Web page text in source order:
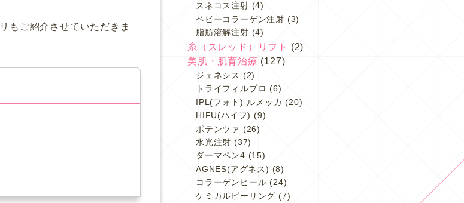
もご紹介させていただきま
スネコス注射 (4)
ベビーコラーゲン注射 (3)
脂肪溶解注射 (4)
糸（スレッド）リフト
(2)
美肌・肌育治療 (127)
ジェネシス (2)
トライフィルプロ (6)
IPL(フォト)-ルメッカ (20)
HIFU(ハイフ) (9)
ポテンツァ (26)
水光注射 (37)
ダーマペン4 (15)
AGNES(アグネス) (8)
コラーゲンピール (24)
ケミカルピーリング (7)